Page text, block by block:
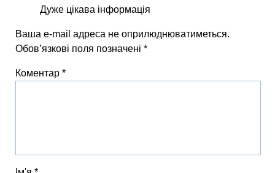
Дуже цікава інформація
Ваша e-mail адреса не оприлюднюватиметься.
Обов’язкові поля позначені *
Коментар *